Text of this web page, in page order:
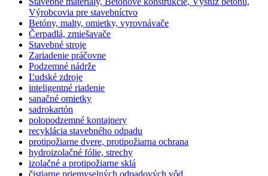
Výrobcovia pre stavebníctvo
Betóny, malty, omietky, vyrovnávače
Čerpadlá, zmiešavače
Stavebné stroje
Zariadenie práčovne
Podzemné nádrže
Ľudské zdroje
inteligentné riadenie
sanačné omietky
sadrokartón
polopodzemné kontajnery
recyklácia stavebného odpadu
protipožiarne dvere, protipožiarna ochrana
hydroizolačné fólie, strechy
izolačné a protipožiarne sklá